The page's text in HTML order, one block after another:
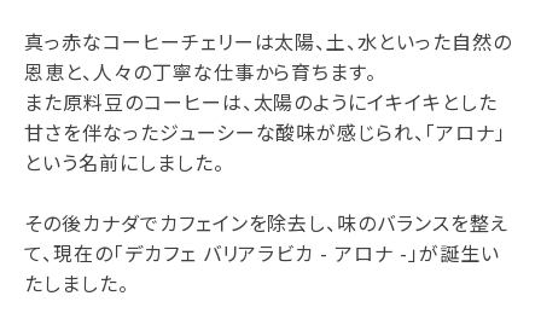
真っ赤なコーヒーチェリーは太陽、土、水といった自然の
恩恵と、人々の丁寧な仕事から育ちます。
また原料豆のコーヒーは、太陽のようにイキイキとした
甘さを伴なったジューシーな酸味が感じられ、「アロナ」
という名前にしました。
その後カナダでカフェインを除去し、味のバランスを整え
て、現在の「デカフェ バリアラビカ - アロナ -」が誕生い
たしました。